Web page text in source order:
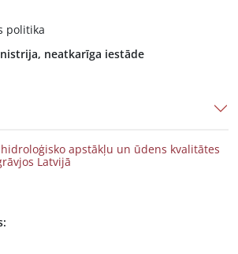
politika
neatkarīga iestāde
apstākļu un ūdens kvalitātes
Latvijā